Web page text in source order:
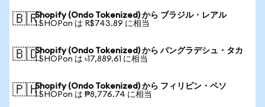
🇧🇷Shopify (Ondo Tokenized) から ブラジル・レアル
1 SHOPon は R$743.89 に相当
🇧🇩Shopify (Ondo Tokenized) から バングラデシュ・タカ
1 SHOPon は ৳17,889.61 に相当
🇵🇭Shopify (Ondo Tokenized) から フィリピン・ペソ
1 SHOPon は ₱8,776.74 に相当